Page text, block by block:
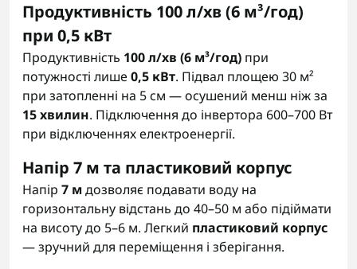
Продуктивність 100 л/хв (6 м³/год)
при 0,5 кВт
Продуктивність 100 л/хв (6 м³/год) при
потужності лише 0,5 кВт. Підвал площею 30 м²
при затопленні на 5 см — осушений менш ніж за
15 хвилин. Підключення до інвертора 600–700 Вт
при відключеннях електроенергії.
Напір 7 м та пластиковий корпус
Напір 7 мдозволяє подавати воду на
горизонтальну відстань до 40–50 м або підіймати
на висоту до 5–6 м. Легкий пластиковий корпус
— зручний для переміщення і зберігання.